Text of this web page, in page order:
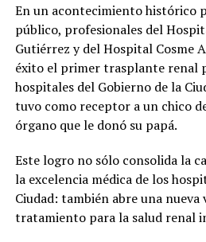
En un acontecimiento histórico
público, profesionales del
Gutiérrez y del Hospital Cosme
éxito el primer trasplante renal
hospitales del Gobierno de la
tuvo como receptor a un chico
órgano que le donó su papá.
Este logro no sólo consolida la
la excelencia médica de los
Ciudad: también abre una nueva
tratamiento para la salud renal